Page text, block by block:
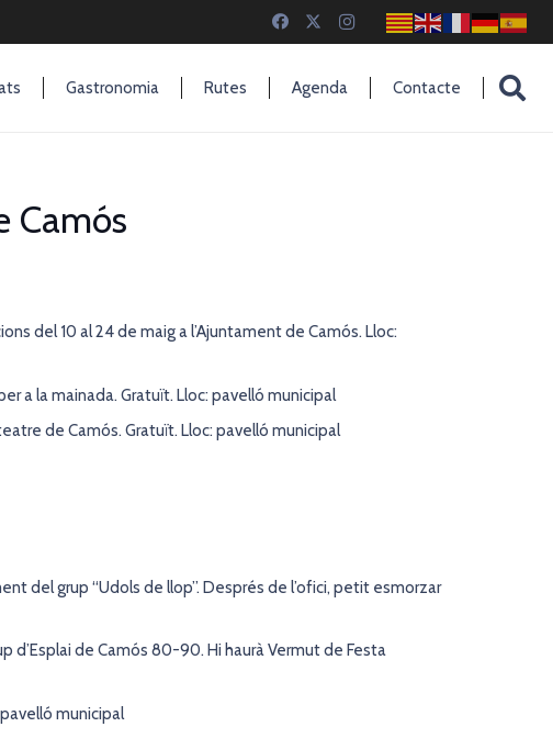
Gastronomia Rutes Agenda Contacte
Camós
del 10 al 24 de maig a l’Ajuntament de Camós. Lloc:
a la mainada. Gratuït. Lloc: pavelló municipal
de Camós. Gratuït. Lloc: pavelló municipal
del grup “Udols de llop”. Després de l’ofici, petit esmorzar
d’Esplai de Camós 80-90. Hi haurà Vermut de Festa
municipal